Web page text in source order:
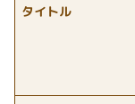
タイトル